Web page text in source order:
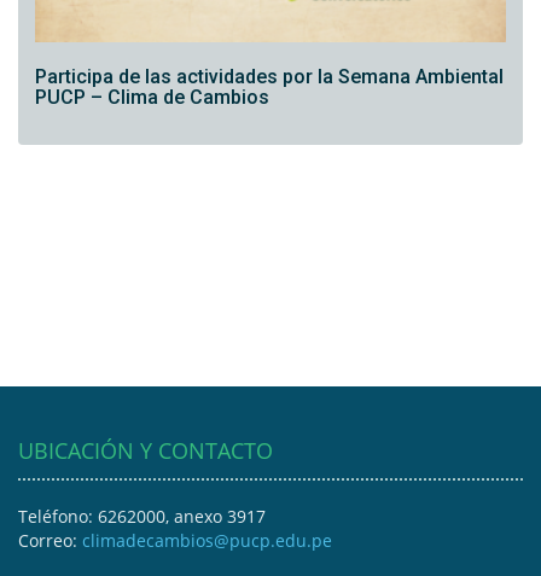
Participa de las actividades por la Semana Ambiental
PUCP – Clima de Cambios
UBICACIÓN Y CONTACTO
Teléfono: 6262000, anexo 3917
Correo: climadecambios@pucp.edu.pe